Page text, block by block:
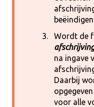
Wordt de
na ingave
Daarbij
voor alle